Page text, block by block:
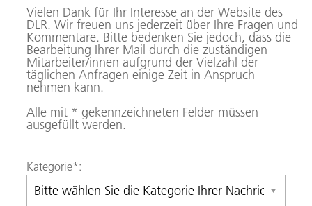
Vielen Dank für Ihr Interesse an der Website des
DLR. Wir freuen uns jederzeit über Ihre Fragen und
Kommentare. Bitte bedenken Sie jedoch, dass die
Bearbeitung Ihrer Mail durch die zuständigen
Mitarbeiter/innen aufgrund der Vielzahl der
täglichen Anfragen einige Zeit in Anspruch
nehmen kann.
Alle mit * gekennzeichneten Felder müssen
ausgefüllt werden.
Kategorie*: